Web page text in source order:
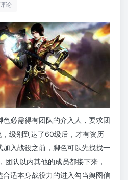
论
必需得有团队的介入人，要求团
级别到达了60级后，才有资历
入战役之前，脚色可以先找找一
队以内其他的成员都接下来，
适本身战役力的进入勾当舆图信